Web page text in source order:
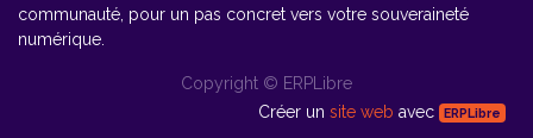
communauté, pour un pas concret vers votre souveraineté
numérique.
Copyright © ERPLibre
Créer un site web avec ERPLibre